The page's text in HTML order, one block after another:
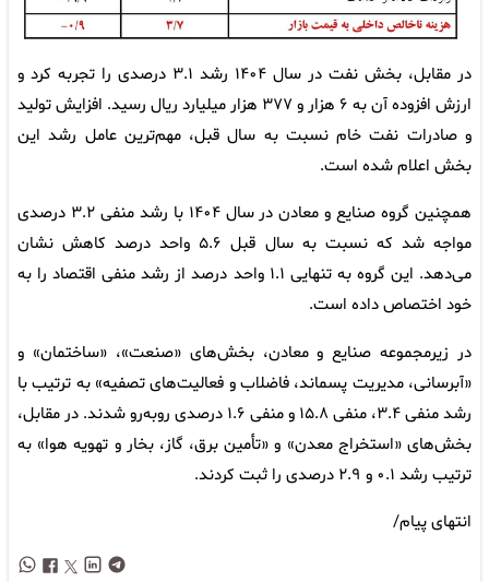
در مقابل، بخش نفت در سال ۱۴۰۴ رشد ۳.۱ درصدی را تجربه کرد و
ارزش افزوده آن به ۶ هزار و ۳۷۷ هزار میلیارد ریال رسید. افزایش تولید
و صادرات نفت خام نسبت به سال قبل، مهم‌ترین عامل رشد این
بخش اعلام شده است.
همچنین گروه صنایع و معادن در سال ۱۴۰۴ با رشد منفی ۳.۲ درصدی
مواجه شد که نسبت به سال قبل ۵.۶ واحد درصد کاهش نشان
می‌دهد. این گروه به تنهایی ۱.۱ واحد درصد از رشد منفی اقتصاد را به
خود اختصاص داده است.
در زیرمجموعه صنایع و معادن، بخش‌های «صنعت»، «ساختمان» و
«آبرسانی، مدیریت پسماند، فاضلاب و فعالیت‌های تصفیه» به ترتیب با
رشد منفی ۳.۴، منفی ۱۵.۸ و منفی ۱.۶ درصدی روبه‌رو شدند. در مقابل،
بخش‌های «استخراج معدن» و «تأمین برق، گاز، بخار و تهویه هوا» به
ترتیب رشد ۰.۱ و ۲.۹ درصدی را ثبت کردند.
انتهای پیام/